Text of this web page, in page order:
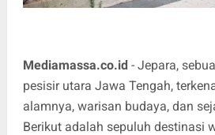
Mediamassa.co.id- Jepara,
pesisir utara Jawa Tengah,
alamnya, warisan budaya, dan
Berikut adalah sepuluh destinasi